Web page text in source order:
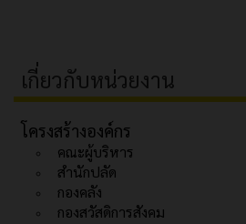
เกี่ยวกับหน่วยงาน
โครงสร้างองค์กร
คณะผู้บริหาร
สำนักปลัด
กองคลัง
กองสวัสดิการสังคม